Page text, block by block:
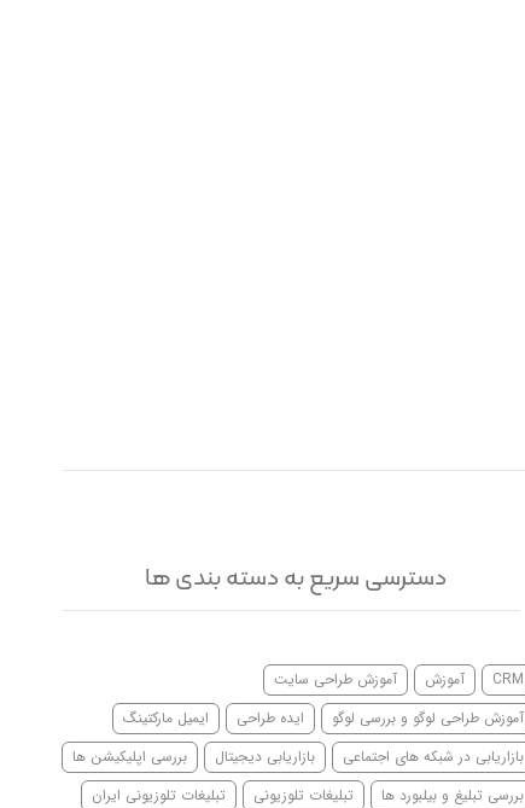
دسترسی سریع به دسته بندی ها
CRM آموزش
آموزش طراحی سایت
آموزش طراحی لوگو و بررسی لوگو
ایده طراحی
ایمیل مارکتینگ
بازاریابی در شبکه های اجتماعی
بازاریابی دیجیتال
بررسی اپلیکیشن ها
بررسی تبلیغ و بیلبورد ها
تبلیغات تلوزیونی
تبلیغات تلوزیونی ایران